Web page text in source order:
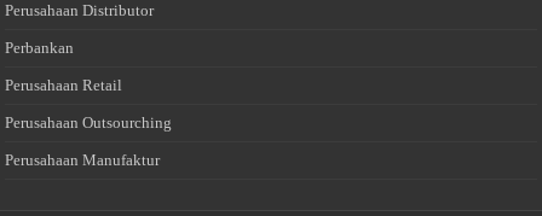
Perusahaan Distributor
Perbankan
Perusahaan Retail
Perusahaan Outsourching
Perusahaan Manufaktur